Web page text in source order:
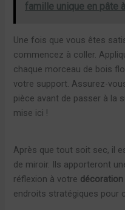
famille unique en pâte
Une fois que vous êtes
commencez à coller.
chaque morceau de bois
votre support. Assurez-
pièce avant de passer à la
mise ici !
Après que tout soit sec, il
de miroir. Ils apporteront
réflexion à votre décoration
endroits stratégiques pour